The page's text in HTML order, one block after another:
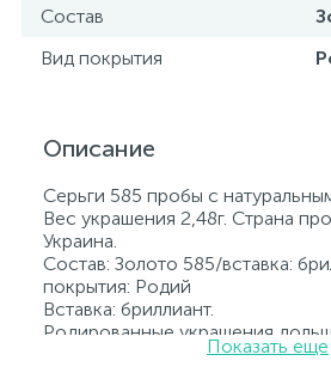
Состав
Вид покрытия
Описание
Серьги 585 пробы с
Вес украшения 2,48г. Страна
Украина.
Состав: Золото 585/вставка:
покрытия: Родий
Вставка: бриллиант.
Родированные украшения
свое первоначальноеПоказать еще